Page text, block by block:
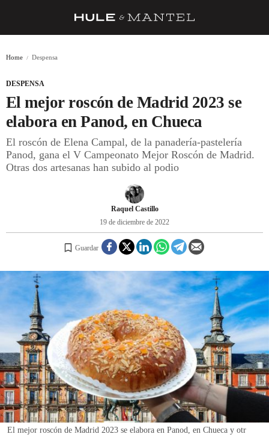
BARRAS Y ESTRELLAS
DÓNDE COMER
ÍDOLOS DE MESAS
MENÚ DEL DÍA
REGISTRO
INICIAR SESIÓN
Home Despensa
DESPENSA
El mejor roscón de Madrid 2023 se
elabora en Panod, en Chueca
El roscón de Elena Campal, de la panadería-pastelería
Panod, gana el V Campeonato Mejor Roscón de Madrid.
Otras dos artesanas han subido al podio
Raquel Castillo
19 de diciembre de 2022
Guardar
El mejor roscón de Madrid 2023 se elabora en Panod, en Chueca y otr